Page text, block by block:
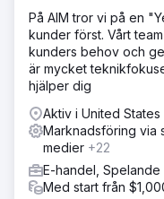
Lösning
Straight North
webbbygget och det
Mantrat var mer och
kvalitetsinnehåll för
skrevs för deras
Resultat
Kundcitat "SEO-
från den första
genererat miljontals
genererats av Straight
På AIM tror vi på en
kunder först. Vårt
kunders behov och
är mycket
hjälper dig
Aktiv i United States
Marknadsföring via
medier +22
E-handel, Spelande
Med start från